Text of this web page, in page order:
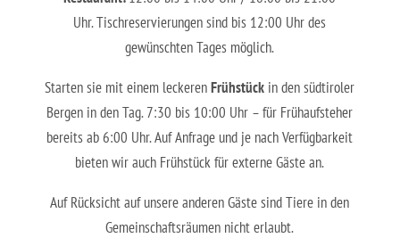
Uhr. Tischreservierungen sind bis 12:00 Uhr des
gewünschten Tages möglich.
Starten sie mit einem leckerenFrühstück in den südtiroler
Bergen in den Tag. 7:30 bis 10:00 Uhr – für Frühaufsteher
bereits ab 6:00 Uhr. Auf Anfrage und je nach Verfügbarkeit
bieten wir auch Frühstück für externe Gäste an.
Auf Rücksicht auf unsere anderen Gäste sind Tiere in den
Gemeinschaftsräumen nicht erlaubt.